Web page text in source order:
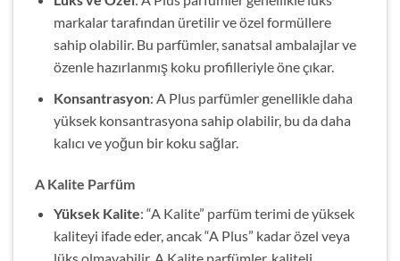
markalar tarafından üretilir ve özel formüllere
sahip olabilir. Bu parfümler, sanatsal ambalajlar ve
özenle hazırlanmış koku profilleriyle öne çıkar.
Konsantrasyon: A Plus parfümler genellikle daha
yüksek konsantrasyona sahip olabilir, bu da daha
kalıcı ve yoğun bir koku sağlar.
A Kalite Parfüm
Yüksek Kalite: “A Kalite” parfüm terimi de yüksek
kaliteyi ifade eder, ancak “A Plus” kadar özel veya